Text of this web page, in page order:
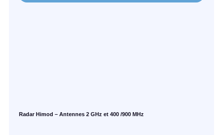
Radar Himod – Antennes 2 GHz et 400 /900 MHz